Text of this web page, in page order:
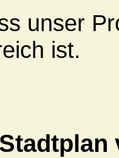
unser
ist.
Stadtplan